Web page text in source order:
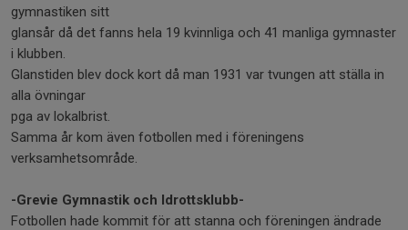
gymnastiken sitt
glansår då det fanns hela 19 kvinnliga och 41 manliga gymnaster
i klubben.
Glanstiden blev dock kort då man 1931 var tvungen att ställa in
alla övningar
pga av lokalbrist.
Samma år kom även fotbollen med i föreningens
verksamhetsområde.
-Grevie Gymnastik och Idrottsklubb-
Fotbollen hade kommit för att stanna och föreningen ändrade